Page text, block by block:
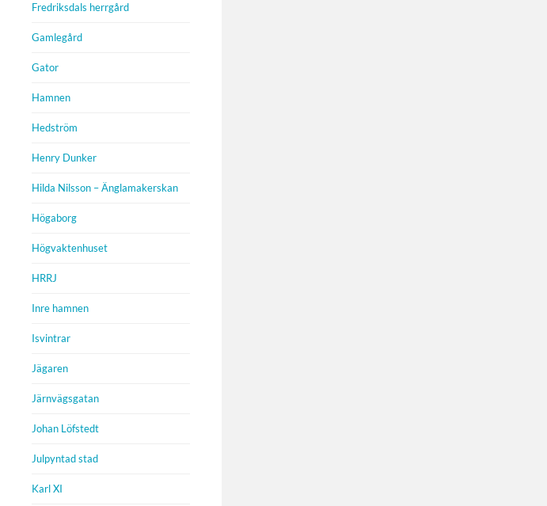
Fredriksdals herrgård
Gamlegård
Gator
Hamnen
Hedström
Henry Dunker
Hilda Nilsson – Änglamakerskan
Högaborg
Högvaktenhuset
HRRJ
Inre hamnen
Isvintrar
Jägaren
Järnvägsgatan
Johan Löfstedt
Julpyntad stad
Karl XI